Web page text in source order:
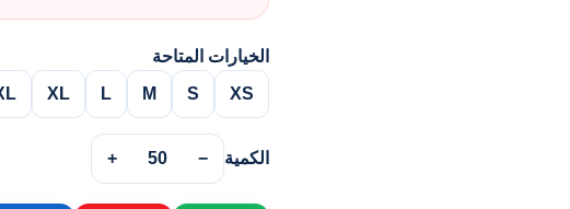
الخيارات المتاحة
XS
S
M
L
XL
الكمية −
50
+